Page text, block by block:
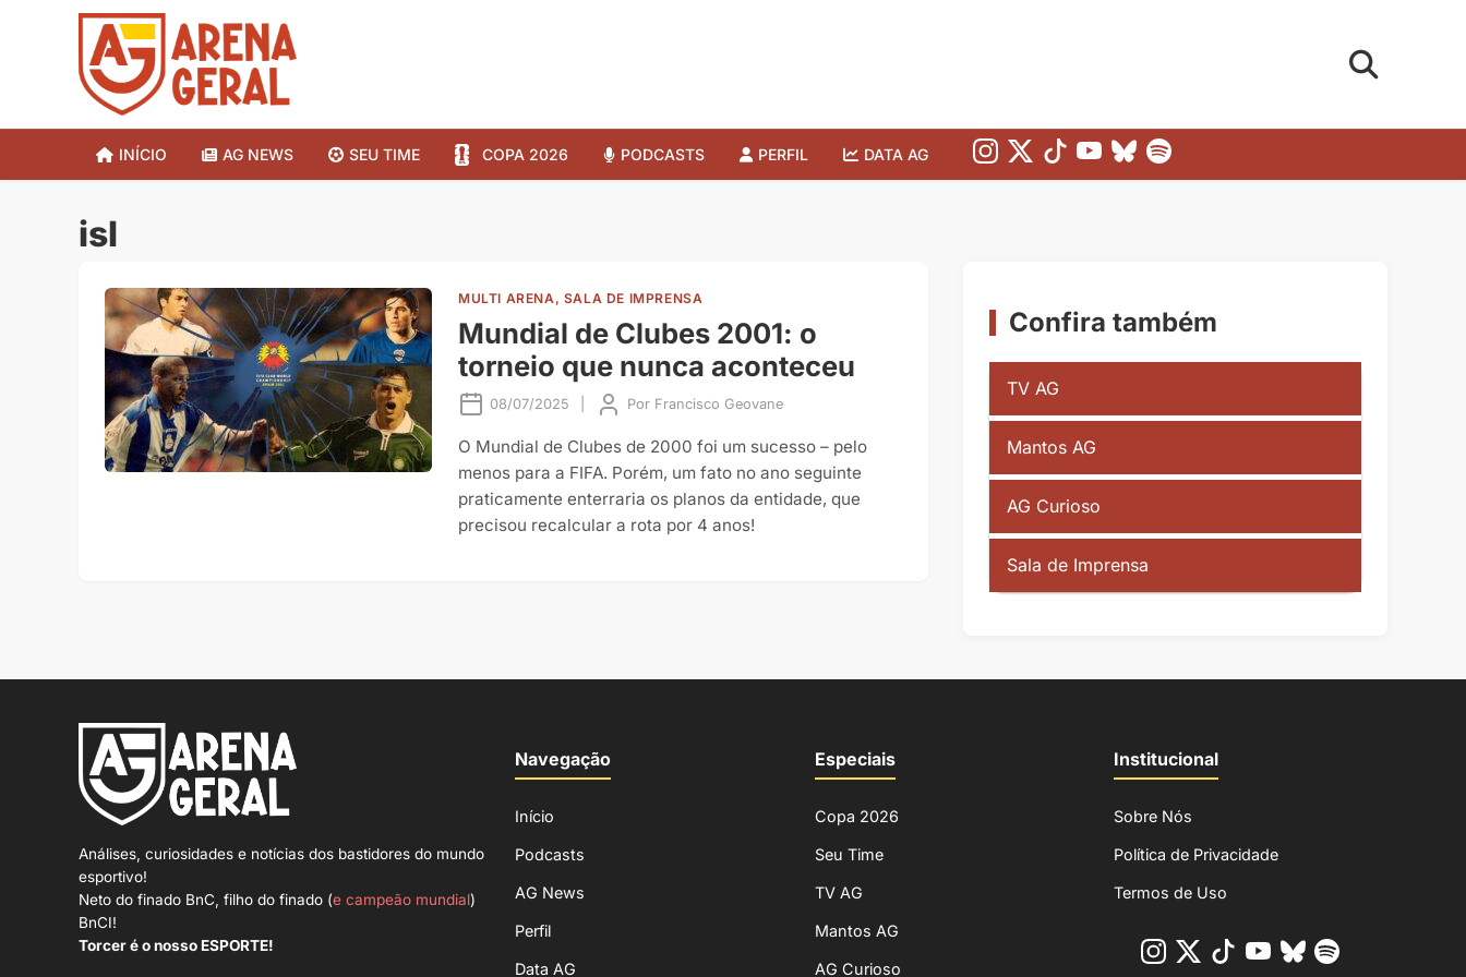
INÍCIO AG NEWS SEU TIME COPA 2026 PODCASTS PERFIL DATA AG
isl
MULTI ARENA, SALA DE IMPRENSA
Mundial de Clubes 2001: o
torneio que nunca aconteceu
08/07/2025 Por Francisco Geovane
O Mundial de Clubes de 2000 foi um sucesso – pelo
menos para a FIFA. Porém, um fato no ano seguinte
praticamente enterraria os planos da entidade, que
precisou recalcular a rota por 4 anos!
Confira também
TV AG
Mantos AG
AG Curioso
Sala de Imprensa
Análises, curiosidades e notícias dos bastidores do mundo
esportivo!
Neto do finado BnC, filho do finado (e campeão mundial)
BnCI!
Torcer é o nosso ESPORTE!
Navegação
Início
Podcasts
AG News
Perfil
Data AG
Especiais
Copa 2026
Seu Time
TV AG
Mantos AG
AG Curioso
Institucional
Sobre Nós
Política de Privacidade
Termos de Uso